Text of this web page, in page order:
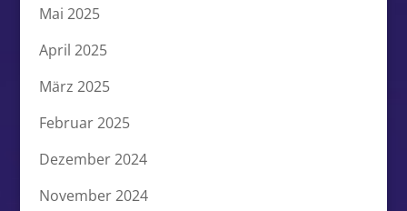
Mai 2025
April 2025
März 2025
Februar 2025
Dezember 2024
November 2024